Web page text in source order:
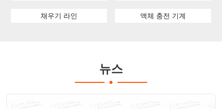
채우기 라인 액체 충전 기계
뉴스